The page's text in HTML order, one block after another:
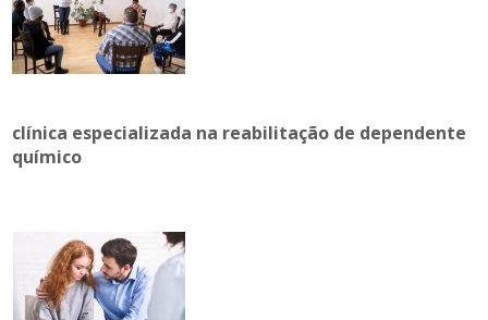
clínica especializada na reabilitação de dependente
químico